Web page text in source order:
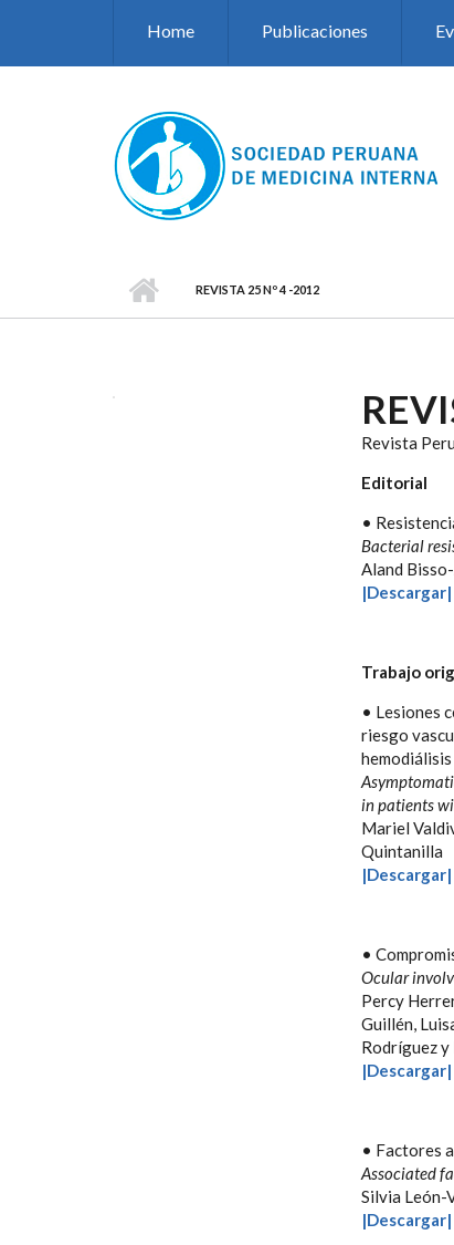
Home Publicaciones
REVISTA 25 Nº 4 -2012
Revista
Editorial
•
Bacterial
Aland
|Descargar|
Trabajo
• Lesiones
riesgo
hemodiálisis
in patients
Mariel
Quintanilla
|Descargar|
•
Ocular
Percy
Guillén,
Rodríguez
|Descargar|
• Factores
Associated
Silvia León-
|Descargar|